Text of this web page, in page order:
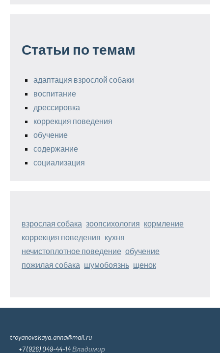
Статьи по темам
адаптация взрослой собаки
воспитание
дрессировка
коррекция поведения
обучение
содержание
социализация
взрослая собака зоопсихология кормление
коррекция поведения кухня
нечистоплотное поведение обучение
пожилая собака шумобоязнь щенок
troyanovskaya.anna@mail.ru
+7 (926) 049-44-14Владимир